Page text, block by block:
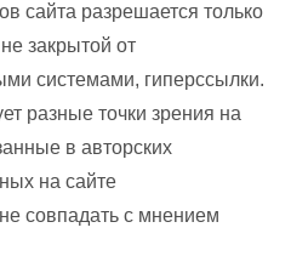
сайта разрешается только
закрытой от
системами, гиперссылки.
разные точки зрения на
в авторских
на сайте
совпадать с мнением